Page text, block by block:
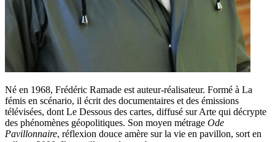
Né en 1968, Frédéric Ramade est auteur-réalisateur. Formé à La
fémis en scénario, il écrit des documentaires et des émissions
télévisées, dont Le Dessous des cartes, diffusé sur Arte qui décrypte
des phénomènes géopolitiques. Son moyen métrage Ode
Pavillonnaire, réflexion douce amère sur la vie en pavillon, sort en